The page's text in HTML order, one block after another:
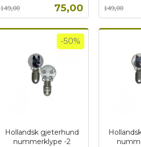
Tilbud
75,00
149,00
mva.
149,00
Hollandsk gjeterhund
nummerklype -2
-50%